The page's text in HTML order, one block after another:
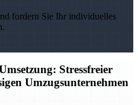
fordern Sie Ihr individuelles
Stressfreier
Umzugsunternehmen